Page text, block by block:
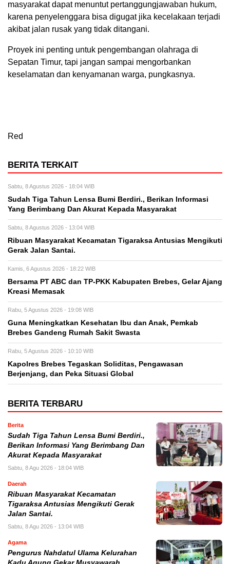
masyarakat dapat menuntut pertanggungjawaban hukum,
karena penyelenggara bisa digugat jika kecelakaan terjadi
akibat jalan rusak yang tidak ditangani.
Proyek ini penting untuk pengembangan olahraga di
Sepatan Timur, tapi jangan sampai mengorbankan
keselamatan dan kenyamanan warga, pungkasnya.
Red
BERITA TERKAIT
Sabtu, 8 Agustus 2026 - 18:04 WIB
Sudah Tiga Tahun Lensa Bumi Berdiri., Berikan Informasi
Yang Berimbang Dan Akurat Kepada Masyarakat
Sabtu, 8 Agustus 2026 - 13:04 WIB
Ribuan Masyarakat Kecamatan Tigaraksa Antusias Mengikuti
Gerak Jalan Santai.
Kamis, 6 Agustus 2026 - 18:22 WIB
Bersama PT ABC dan TP-PKK Kabupaten Brebes, Gelar Ajang
Kreasi Memasak
Rabu, 5 Agustus 2026 - 19:08 WIB
Guna Meningkatkan Kesehatan Ibu dan Anak, Pemkab
Brebes Gandeng Rumah Sakit Swasta
Rabu, 5 Agustus 2026 - 10:10 WIB
Kapolres Brebes Tegaskan Soliditas, Pengawasan
Berjenjang, dan Peka Situasi Global
BERITA TERBARU
Berita
Sudah Tiga Tahun Lensa Bumi Berdiri.,
Berikan Informasi Yang Berimbang Dan
Akurat Kepada Masyarakat
Sabtu, 8 Agu 2026 - 18:04 WIB
Daerah
Ribuan Masyarakat Kecamatan
Tigaraksa Antusias Mengikuti Gerak
Jalan Santai.
Sabtu, 8 Agu 2026 - 13:04 WIB
Agama
Pengurus Nahdatul Ulama Kelurahan